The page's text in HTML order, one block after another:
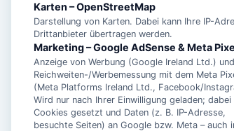
**5
Pool,
und
Karten – OpenStreetMap
Darstellung von Karten. Dabei kann Ihre IP-
Drittanbieter übertragen werden.
Marketing – Google AdSense & Meta
Anzeige von Werbung (Google Ireland Ltd.) und
Reichweiten-/Werbemessung mit dem Meta
(Meta Platforms Ireland Ltd., Facebook/
Wird nur nach Ihrer Einwilligung geladen; dabei
Cookies gesetzt und Daten (z. B. IP-Adresse,
besuchte Seiten) an Google bzw. Meta – auch